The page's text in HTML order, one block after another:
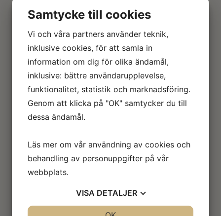
Riddarhuset
De sköldebrev som funnits i släktens ägo
deponerades i början av 1900-talet hos
Riksarkivet och samtidigt flyttades ägandet till
släktföreningen. Där har de fört en ganska
undanskymd tillvaro och bevarats i gott skick.
Riddarhuset har en av världens främsta
beslutade 2017 att donera sköldebreven till
Riddarhuset. Dessa gamla och sköra dokument
ska nu digitaliseras och förvaras enligt
konstens alla regler.
Friherrebrevet från 1766
Samtycke till cookies
Vi och våra partners använder teknik,
inklusive cookies, för att samla in
information om dig för olika ändamål,
inklusive: bättre användarupplevelse,
funktionalitet, statistik och marknadsföring.
Genom att klicka på "OK" samtycker du till
dessa ändamål.
Läs mer om vår användning av cookies och
behandling av personuppgifter på vår
webbplats.
VISA DETALJER